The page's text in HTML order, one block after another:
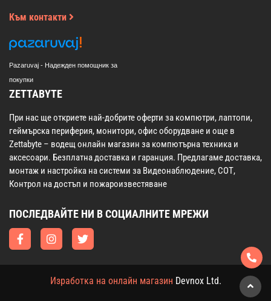
Към контакти
Pazaruvaj - Надежден помощник за
покупки
ZETTABYTE
При нас ще откриете най-добрите оферти за компютри, лаптопи,
геймърска периферия, монитори, офис оборудване и още в
Zettabyte – водещ онлайн магазин за компютърна техника и
аксесоари. Безплатна доставка и гаранция. Предлагаме доставка,
монтаж и настройка на системи за Видеонаблюдение, СОТ,
Контрол на достъп и пожароизвестяване
ПОСЛЕДВАЙТЕ НИ В СОЦИАЛНИТЕ МРЕЖИ
Изработка на онлайн магазин Devnox Ltd.